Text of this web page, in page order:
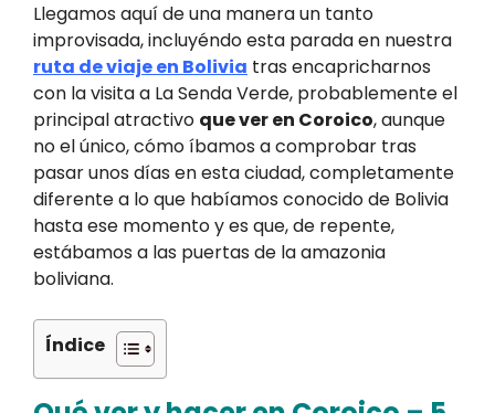
Llegamos aquí de una manera un tanto
improvisada, incluyéndo esta parada en nuestra
ruta de viaje en Bolivia tras encapricharnos
con la visita a La Senda Verde, probablemente el
principal atractivo que ver en Coroico, aunque
no el único, cómo íbamos a comprobar tras
pasar unos días en esta ciudad, completamente
diferente a lo que habíamos conocido de Bolivia
hasta ese momento y es que, de repente,
estábamos a las puertas de la amazonia
boliviana.
Índice